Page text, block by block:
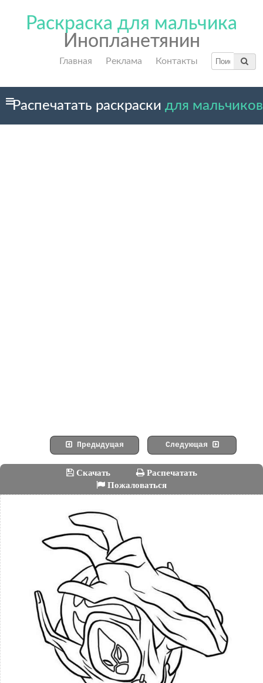
Раскраска для мальчика
Инопланетянин
Главная Реклама Контакты
Распечатать раскраски для мальчиков
Предыдущая Следующая
Скачать
Распечатать
Пожаловаться